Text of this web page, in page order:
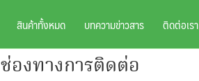
สินค้าทั้งหมด บทความข่าวสาร ติดต่อเรา
ช่องทางการติดต่อ